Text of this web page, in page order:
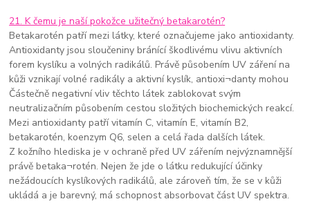
21. K čemu je naší pokožce užitečný betakarotén?
Betakarotén patří mezi látky, které označujeme jako antioxidanty.
Antioxidanty jsou sloučeniny bránící škodlivému vlivu aktivních
forem kyslíku a volných radikálů. Právě působením UV záření na
kůži vznikají volné radikály a aktivní kyslík, antioxi¬danty mohou
Částečně negativní vliv těchto látek zablokovat svým
neutralizačním působením cestou složitých biochemických reakcí.
Mezi antioxidanty patří vitamín C, vitamín E, vitamín B2,
betakarotén, koenzym Q6, selen a celá řada dalších látek.
Z kožního hlediska je v ochraně před UV zářením nejvýznamnější
právě betaka¬rotén. Nejen že jde o látku redukující účinky
nežádoucích kyslíkových radikálů, ale zároveň tím, že se v kůži
ukládá a je barevný, má schopnost absorbovat část UV spektra.